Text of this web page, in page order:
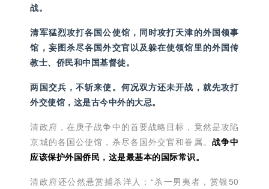
战。
清军猛烈攻打各国公使馆，同时攻打天津的外国领事
馆，妄图杀尽各国外交官以及躲在使领馆里的外国传
教士、侨民和中国基督徒。
两国交兵，不斩来使。何况双方还未开战，就先攻打
外交使馆，这是古今中外的大忌。
清政府，在庚子战争中的首要战略目标，竟然是攻陷
京城的各国公使馆，杀尽各国外交官和眷属。 战争中
应该保护外国侨民，这是最基本的国际常识。
清政府还公然悬赏捕杀洋人：“杀一男夷者，赏银50